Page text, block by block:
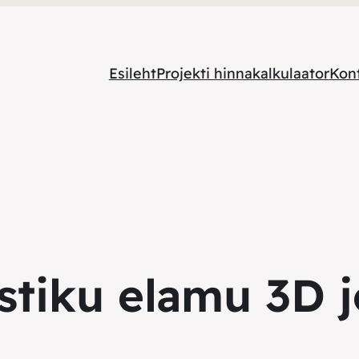
EsilehtProjekti hinnakalkulaator
elamu 3D